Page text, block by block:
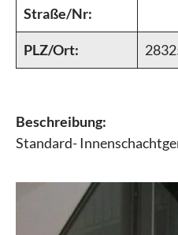
Straße/Nr:
PLZ/Ort:
Beschreibung:
Standard-